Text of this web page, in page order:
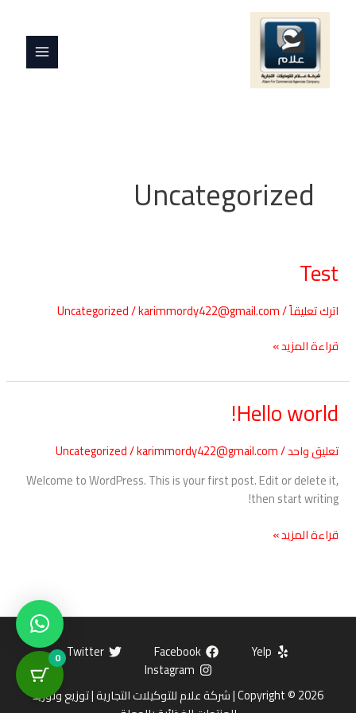
تخطي
المحتوى
MENU
Uncategorized
Test
اترك تعليقاً/
Uncategorized/karimmordy422@gmail.com
Test
قراءة المزيد »
Hello world!
تعليق واحد/
Uncategorized/karimmordy422@gmail.com
Welcome to WordPress. This is your first post. Edit or delete it,
then start writing!
Hello
world!
قراءة المزيد »
Yelp
Facebook
Twitter
Instagram
Copyright © 2026 | شركة علام للتوكيلات التجارية | توزيع وتوريد
0